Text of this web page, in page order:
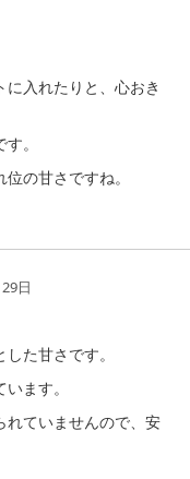
たん決済)、ソフトバン
Pay、Amazon Pa
遷移します。
期限日にお支払いを完
入れたりと、心おき
。
の甘さですね。
日
た甘さです。
ます。
れていませんので、安